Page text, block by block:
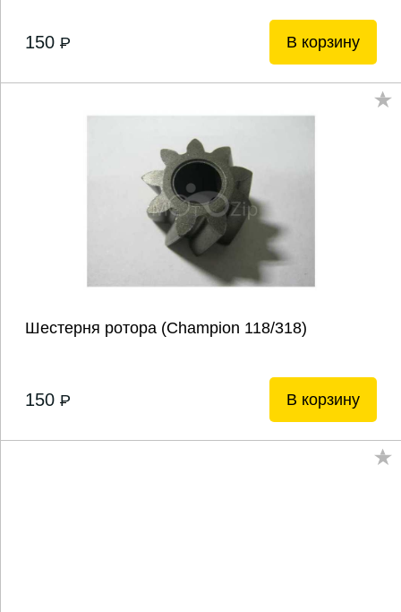
150 P В корзину
Шестерня ротора (Champion 118/318)
150 P В корзину